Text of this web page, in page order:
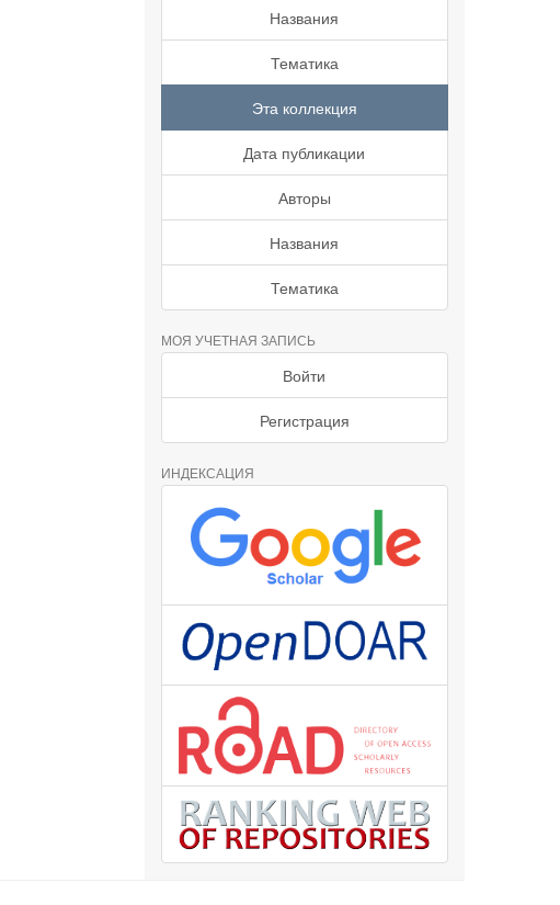
Названия
Тематика
Эта коллекция
Дата публикации
Авторы
Названия
Тематика
МОЯ УЧЕТНАЯ ЗАПИСЬ
Войти
Регистрация
ИНДЕКСАЦИЯ